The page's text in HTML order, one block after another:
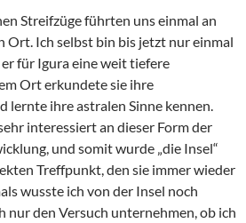
Streifzüge führten uns einmal an
Ort. Ich selbst bin bis jetzt nur einmal
für Igura eine weit tiefere
Ort erkundete sie ihre
ihre astralen Sinne kennen.
interessiert an dieser Form der
und somit wurde „die Insel“
Treffpunkt, den sie immer wieder
wusste ich von der Insel noch
nur den Versuch unternehmen, ob ich